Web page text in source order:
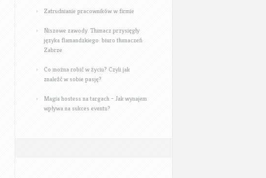
Zatrudnianie pracowników w firmie
Niszowe zawody. Tłumacz przysięgły
języka flamandzkiego: biuro tłumaczeń
Zabrze
Co można robić w życiu? Czyli jak
znaleźć w sobie pasję?
Magia hostess na targach – Jak wynajem
wpływa na sukces eventu?